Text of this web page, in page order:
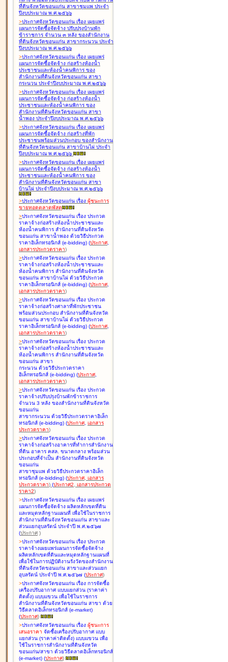
ที่ดินจังหวัดขอนแก่น สาขาชุมแพ ประจำ
ปีงบประมาณ พ.ศ.๒๕๖๖
>ประกาศจังหวัดขอนแก่น เรื่อง เผยแพร่
แผนการจัดซื้อจัดจ้าง ปรับปรุงบ้านพัก
ข้าราชการ จำนวน ๓ หลัง ของสำนักงาน
ที่ดินจังหวัดขอนแก่น สาขากระนวน ประจำ
ปีงบประมาณ พ.ศ.๒๕๖๖
>ประกาศจังหวัดขอนแก่น เรื่อง เผยแพร่
แผนการจัดซื้อจัดจ้าง ก่อสร้างห้องน้ำ
ประชาชนและห้องน้ำคนพิการ ของ
สำนักงานที่ดินจังหวัดขอนแก่น สาขา
กระนวน ประจำปีงบประมาณ พ.ศ.๒๕๖๖
>ประกาศจังหวัดขอนแก่น เรื่อง เผยแพร่
แผนการจัดซื้อจัดจ้าง ก่อสร้างห้องน้ำ
ประชาชนและห้องน้ำคนพิการ ของ
สำนักงานที่ดินจังหวัดขอนแก่น สาขา
น้ำพอง ประจำปีงบประมาณ พ.ศ.๒๕๖๖
>ประกาศจังหวัดขอนแก่น เรื่อง เผยแพร่
แผนการจัดซื้อจัดจ้าง ก่อสร้างที่พัก
ประชาชนพร้อมส่วนประกอบ ของสำนักงาน
ที่ดินจังหวัดขอนแก่น สาขาบ้านไผ่ ประจำ
ปีงบประมาณ พ.ศ.๒๕๖๖
>ประกาศจังหวัดขอนแก่น เรื่อง เผยแพร่
แผนการจัดซื้อจัดจ้าง ก่อสร้างห้องน้ำ
ประชาชนและห้องน้ำคนพิการ ของ
สำนักงานที่ดินจังหวัดขอนแก่น สาขา
บ้านไผ่ ประจำปีงบประมาณ พ.ศ.๒๕๖๖
>ประกาศจังหวัดขอนแก่น เรื่อง ผู้ชนะการ
ขายทอดตลาดพัสดุ
>ประกาศจังหวัดขอนแก่น เรื่อง ประกวด
ราคาจ้างก่อสร้างห้องน้ำประชาชนและ
ห้องน้ำคนพิการ สำนักงานที่ดินจังหวัด
ขอนแก่น สาขาน้ำพอง ด้วยวิธีประกวด
ราคาอิเล็กทรอนิกส์ (e-bidding) (ประกาศ,
เอกสารประกวดราคา)
>ประกาศจังหวัดขอนแก่น เรื่อง ประกวด
ราคาจ้างก่อสร้างห้องน้ำประชาชนและ
ห้องน้ำคนพิการ สำนักงานที่ดินจังหวัด
ขอนแก่น สาขาบ้านไผ่ ด้วยวิธีประกวด
ราคาอิเล็กทรอนิกส์ (e-bidding) (ประกาศ,
เอกสารประกวดราคา)
>ประกาศจังหวัดขอนแก่น เรื่อง ประกวด
ราคาจ้างก่อสร้างศาลาที่พักประชาชน
พร้อมส่วนประกอบ สำนักงานที่ดินจังหวัด
ขอนแก่น สาขาบ้านไผ่ ด้วยวิธีประกวด
ราคาอิเล็กทรอนิกส์ (e-bidding) (ประกาศ,
เอกสารประกวดราคา)
>ประกาศจังหวัดขอนแก่น เรื่อง ประกวด
ราคาจ้างก่อสร้างห้องน้ำประชาชนและ
ห้องน้ำคนพิการ สำนักงานที่ดินจังหวัด
ขอนแก่น สาขา
กระนวน ด้วยวิธีประกวดราคา
อิเล็กทรอนิกส์ (e-bidding) (ประกาศ,
เอกสารประกวดราคา)
>ประกาศจังหวัดขอนแก่น เรื่อง ประกวด
ราคาจ้างปรับปรุงบ้านพักข้าราชการ
จำนวน 3 หลัง ของสำนักงานที่ดินจังหวัด
ขอนแก่น
สาขากระนวน ด้วยวิธีประกวดราคาอิเล็ก
ทรอนิกส์ (e-bidding) (ประกาศ, เอกสาร
ประกวดราคา)
>ประกาศจังหวัดขอนแก่น เรื่อง ประกวด
ราคาจ้างก่อสร้างอาคารที่ทำการสำนักงาน
ที่ดิน อาคาร คสล. ขนาดกลาง พร้อมส่วน
ประกอบที่จำเป็น สำนักงานที่ดินจังหวัด
ขอนแก่น
สาขาชุมแพ ด้วยวิธีประกวดราคาอิเล็ก
ทรอนิกส์ (e-bidding) (ประกาศ, เอกสาร
ประกวดราคา) (ประกาศ2, เอกสารประกวด
ราคา2)
>ประกาศจังหวัดขอนแก่น เรื่อง เผยแพร่
แผนการจัดซื้อจัดจ้าง ผลิตหลักเขตที่ดิน
และหมุดหลักฐานแผนที่ เพื่อใช้ในราชการ
สำนักงานที่ดินจังหวัดขอนแก่น สาขาและ
ส่วนแยกอุบลรัตน์ ประจำปี พ.ศ.๒๕๖๗
(ประกาศ )
>ประกาศจังหวัดขอนแก่น เรื่อง ประกวด
ราคาจ้างเผยแพร่แผนการจัดซื้อจัดจ้าง
ผลิตหลักเขตที่ดินและหมุดหลักฐานแผนที่
เพื่อใช้ในการปฏิบัติงานรังวัดของสำนักงาน
ที่ดินจังหวัดขอนแก่น สาขาและส่วนแยก
อุบลรัตน์ ประจำปี พ.ศ.๒๕๖๗ (ประกาศ)
>ประกาศจังหวัดขอนแก่น เรื่อง การจัดซื้อ
เครื่องปรับอากาศ แบบแยกส่วน (ราคาค่า
ติดตั้ง) แบบแขวน เพื่อใช้ในราชการ
สำนักงานที่ดินจังหวัดขอนแก่น สาขา ด้วย
วิธีตลาดอิเล็กทรอนิกส์ (e-market)
(ประกาศ)
>ประกาศจังหวัดขอนแก่น เรื่อง ผู้ชนะการ
เสนอราคา จัดซื้อเครื่องปรับอากาศ แบบ
แยกส่วน (ราคาค่าติดตั้ง) แบบแขวน เพื่อ
ใช้ในราชการสำนักงานที่ดินจังหวัด
ขอนแก่น/สาขา ด้วยวิธีตลาดอิเล็กทรอนิกส์
(e-market) (ประกาศ)